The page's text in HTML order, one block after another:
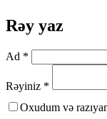
Rəy yaz
Ad *
Rəyiniz *
Oxudum və